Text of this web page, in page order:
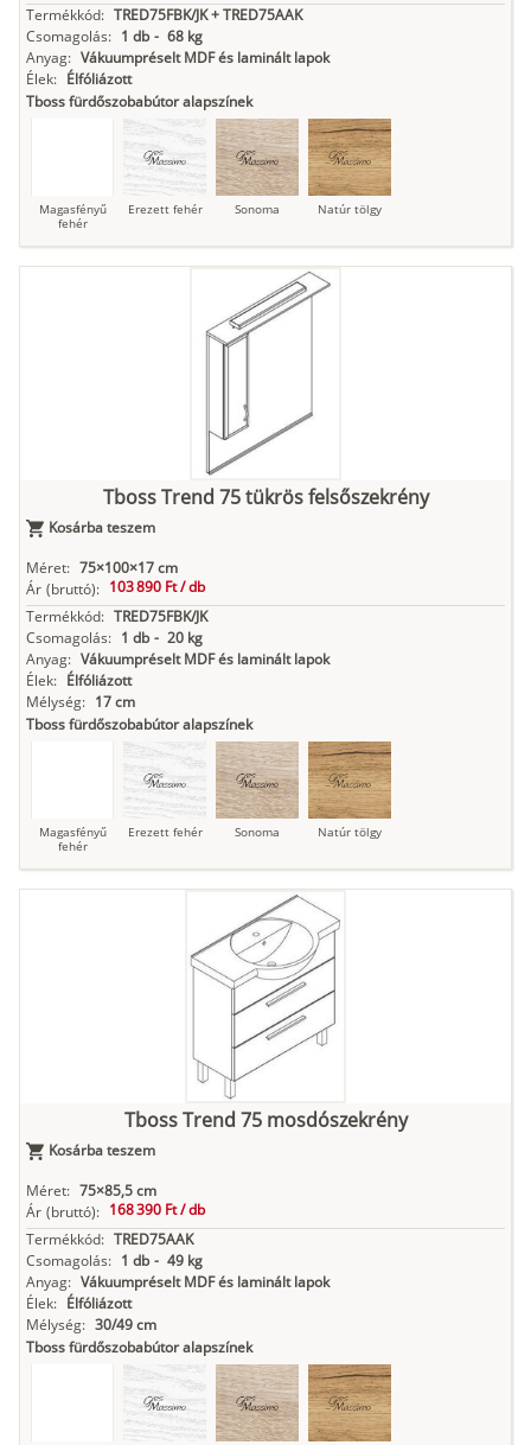
Termékkód: TRED75FBK/JK + TRED75AAK
Csomagolás: 1 db - 68 kg
Anyag: Vákuumpréselt MDF és laminált lapok
Élek: Élfóliázott
Tboss fürdőszobabútor alapszínek
Magasfényű
fehér
Erezett fehér Sonoma Natúr tölgy
Tboss Trend 75 tükrös felsőszekrény
Kosárba teszem
Méret: 75×100×17 cm
Ár (bruttó): 103 890 Ft /db
Termékkód: TRED75FBK/JK
Csomagolás: 1 db - 20 kg
Anyag: Vákuumpréselt MDF és laminált lapok
Élek: Élfóliázott
Mélység: 17 cm
Tboss fürdőszobabútor alapszínek
Magasfényű
fehér
Erezett fehér Sonoma Natúr tölgy
Tboss Trend 75 mosdószekrény
Kosárba teszem
Méret: 75×85,5 cm
Ár (bruttó): 168 390 Ft /db
Termékkód: TRED75AAK
Csomagolás: 1 db - 49 kg
Anyag: Vákuumpréselt MDF és laminált lapok
Élek: Élfóliázott
Mélység: 30/49 cm
Tboss fürdőszobabútor alapszínek